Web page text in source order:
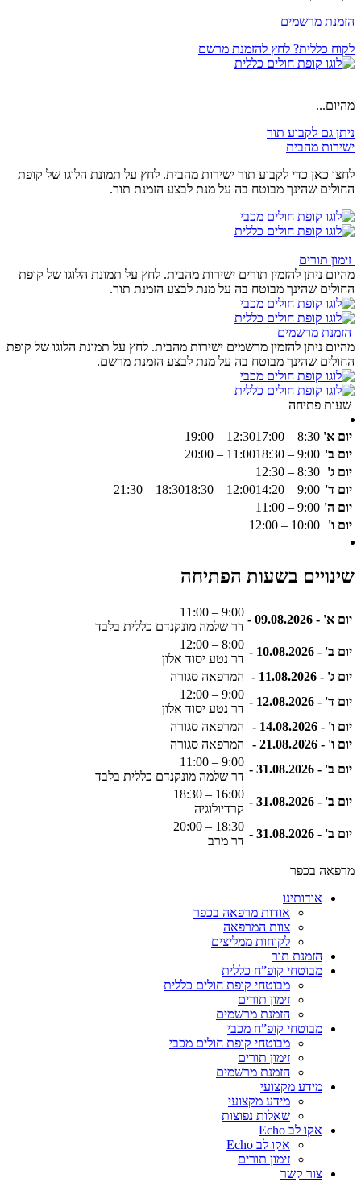
הזמנת מרשמים
לקוח כללית? לחץ להזמנת מרשם
מהיום...
ניתן גם לקבוע תור
ישירות מהבית
לחצו כאן כדי לקבוע תור ישירות מהבית. לחץ על תמונת הלוגו של קופת
החולים שהינך מבוטח בה על מנת לבצע הזמנת תור.
זימון תורים
מהיום ניתן להזמין תורים ישירות מהבית. לחץ על תמונת הלוגו של קופת
החולים שהינך מבוטח בה על מנת לבצע הזמנת תור.
הזמנת מרשמים
מהיום ניתן להזמין מרשמים ישירות מהבית. לחץ על תמונת הלוגו של קופת
החולים שהינך מבוטח בה על מנת לבצע הזמנת מרשם.
שעות פתיחה
יום א' 8:30 – 12:30
17:00 – 19:00
יום ב' 9:00 – 11:00
18:30 – 20:00
יום ג' 8:30 – 12:30
יום ד' 9:00 – 12:00
14:20 – 18:30
18:30 – 21:30
יום ה' 9:00 – 11:00
יום ו'
10:00 – 12:00
שינויים בשעות הפתיחה
יום א' - 09.08.2026 -
9:00 – 11:00
דר שלמה מונקנדם כללית בלבד
יום ב' - 10.08.2026 -
8:00 – 12:00
דר נטע יסוד אלון
יום ג' - 11.08.2026 -
המרפאה סגורה
יום ד' - 12.08.2026 -
9:00 – 12:00
דר נטע יסוד אלון
יום ו' - 14.08.2026 -
המרפאה סגורה
יום ו' - 21.08.2026 -
המרפאה סגורה
יום ב' - 31.08.2026 -
9:00 – 11:00
דר שלמה מונקנדם כללית בלבד
יום ב' - 31.08.2026 -
16:00 – 18:30
קרדיולוגיה
יום ב' - 31.08.2026 -
18:30 – 20:00
דר מרב
מרפאה בכפר
אודותינו
אודות מרפאה בכפר
צוות המרפאה
לקוחות ממליצים
הזמנת תור
מבוטחי קופ”ח כללית
מבוטחי קופת חולים כללית
זימון תורים
הזמנת מרשמים
מבוטחי קופ”ח מכבי
מבוטחי קופת חולים מכבי
זימון תורים
הזמנת מרשמים
מידע מקצועי
מידע מקצועי
שאלות נפוצות
אקו לב Echo
אקו לב Echo
זימון תורים
צור קשר